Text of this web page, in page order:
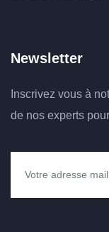
Newsletter
Inscrivez vous à
de nos experts